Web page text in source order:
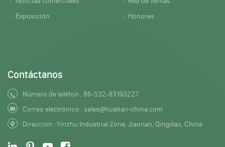
Exposición
Honores
Contáctanos
Número de teléfon : 86-532-83193227
Correo electrónico :sales@huatian-china.com
Dirección : Yinzhu Industrial Zone, Jiaonan, Qingdao, China